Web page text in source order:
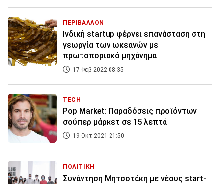
ΠΕΡΙΒΑΛΛΟΝ
Ινδική startup φέρνει επανάσταση στη
γεωργία των ωκεανών με
πρωτοποριακό μηχάνημα
17 Φεβ 2022 08:35
TECH
Pop Market: Παραδόσεις προϊόντων
σούπερ μάρκετ σε 15 λεπτά
19 Οκτ 2021 21:50
ΠΟΛΙΤΙΚΗ
Συνάντηση Μητσοτάκη με νέους start-